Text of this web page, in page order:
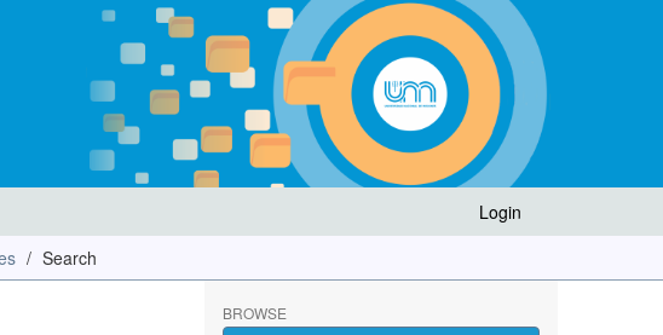
Login
Search
BROWSE